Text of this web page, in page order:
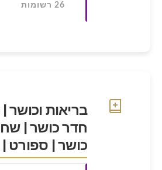
26 רשומות
בריאות וכושר |
חדר כושר |
כושר | ספורט